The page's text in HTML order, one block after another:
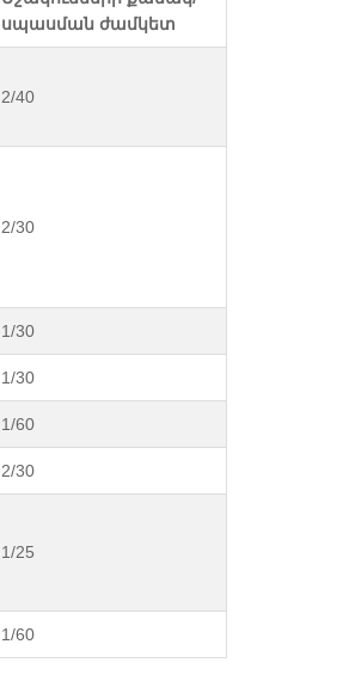
սպասման ժամկետ
2/40
2/30
1/30
1/30
1/60
2/30
1/25
1/60